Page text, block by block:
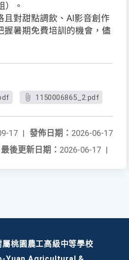
）。
且對甜點調飲、AI影音創作
握暑期免費培訓的機會，儘
1150006865_2.pdf
發佈日期： 2026-06-17
17 |
最後更新日期： 2026-06-17 |
桃園農工高級中等學校